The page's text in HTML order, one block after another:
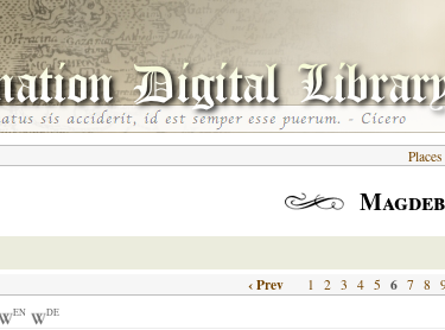
Places
‹ Prev 1 2 3 4 5 6 7 8
EN DE